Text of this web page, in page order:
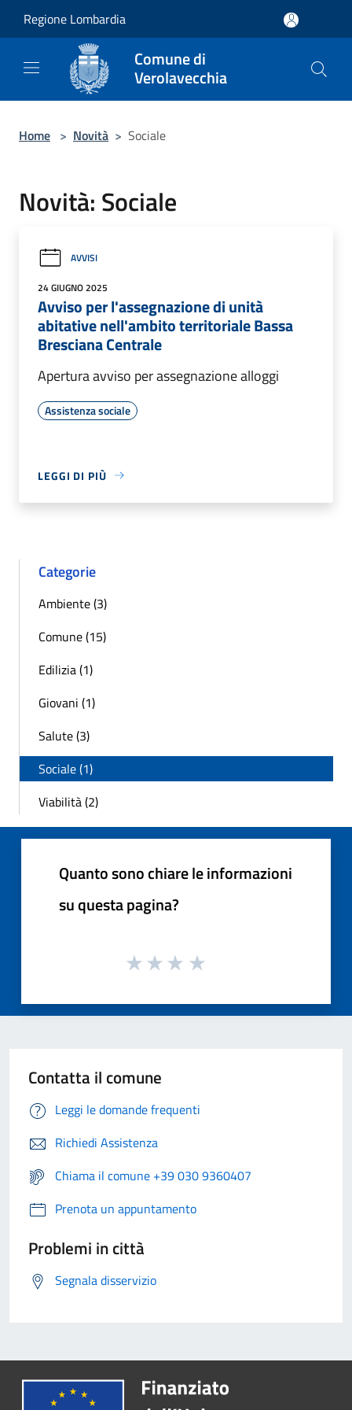
Regione Lombardia
Comune di
Verolavecchia
Home > Novità > Sociale
Novità: Sociale
AVVISI
24 GIUGNO 2025
Avviso per l'assegnazione di unità
abitative nell'ambito territoriale Bassa
Bresciana Centrale
Apertura avviso per assegnazione alloggi
Assistenza sociale
LEGGI DI PIÙ
Categorie
Ambiente (3)
Comune (15)
Edilizia (1)
Giovani (1)
Salute (3)
Sociale (1)
Viabilità (2)
Quanto sono chiare le informazioni
su questa pagina?
Contatta il comune
Leggi le domande frequenti
Richiedi Assistenza
Chiama il comune +39 030 9360407
Prenota un appuntamento
Problemi in città
Segnala disservizio